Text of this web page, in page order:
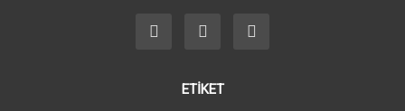
ETİKET